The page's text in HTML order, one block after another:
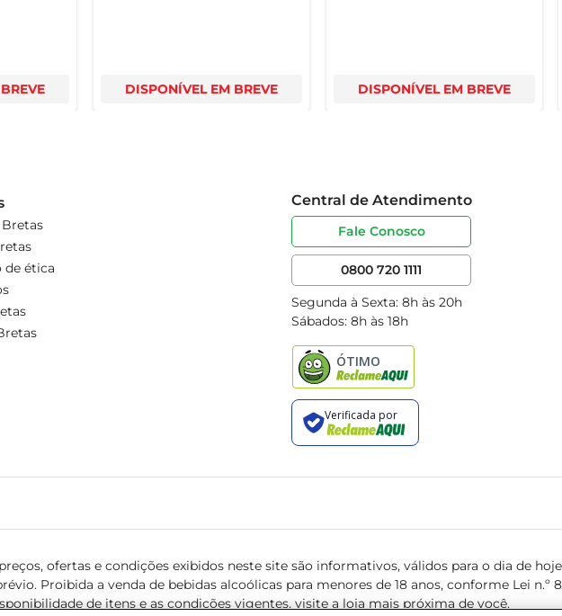
DISPONÍVEL EM BREVE DISPONÍVEL EM BREVE
de ética
Central de Atendimento
Fale Conosco
0800 720 1111
Segunda à Sexta: 8h às 20h
Sábados: 8h às 18h
ofertas e condições exibidos neste site são informativos, válidos para o dia de
Proibida a venda de bebidas alcoólicas para menores de 18 anos, conforme Lei n.º
de itens e as condições vigentes, visite a loja mais próxima de você.